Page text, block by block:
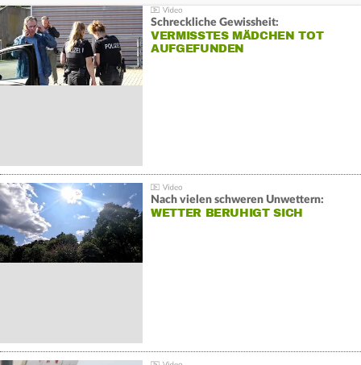
Schreckliche Gewissheit:
VERMISSTES MÄDCHEN TOT
AUFGEFUNDEN
Nach vielen schweren Unwettern:
WETTER BERUHIGT SICH